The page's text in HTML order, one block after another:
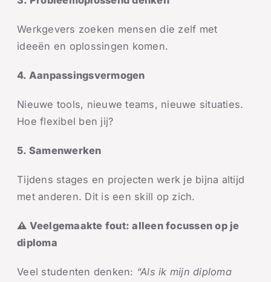
Werkgevers zoeken mensen die zelf met
ideeën en oplossingen komen.
4. Aanpassingsvermogen
Nieuwe tools, nieuwe teams, nieuwe situaties.
Hoe flexibel ben jij?
5. Samenwerken
Tijdens stages en projecten werk je bijna altijd
met anderen. Dit is een skill op zich.
⚠️ Veelgemaakte fout: alleen focussen op je
diploma
Veel studenten denken: “Als ik mijn diploma